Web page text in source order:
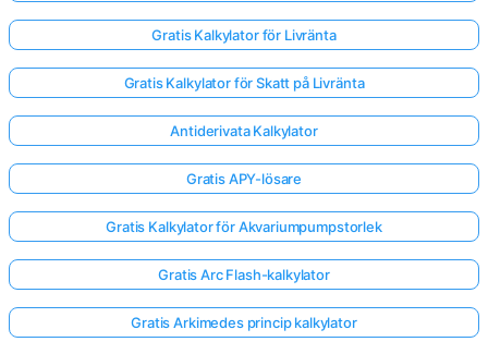
Gratis Kalkylator för Livränta
Gratis Kalkylator för Skatt på Livränta
Antiderivata Kalkylator
Gratis APY-lösare
Gratis Kalkylator för Akvariumpumpstorlek
Gratis Arc Flash-kalkylator
Gratis Arkimedes princip kalkylator